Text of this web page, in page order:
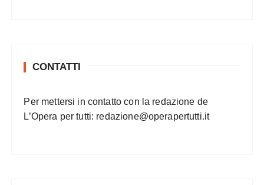
CONTATTI
Per mettersi in contatto con la redazione de
L’Opera per tutti: redazione@operapertutti.it